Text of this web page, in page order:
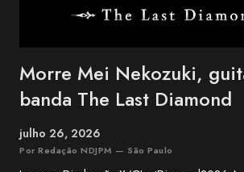
Morre Mei Nekozuki,
banda The Last Diamond
julho 26, 2026
Por Redação NDJPM — São Paulo